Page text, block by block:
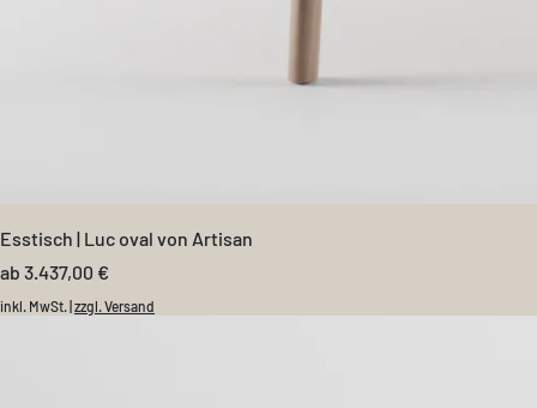
Esstisch | Luc oval von Artisan
ab 3.437,00 €
Sale-Preis
inkl. MwSt. zzgl. Versand